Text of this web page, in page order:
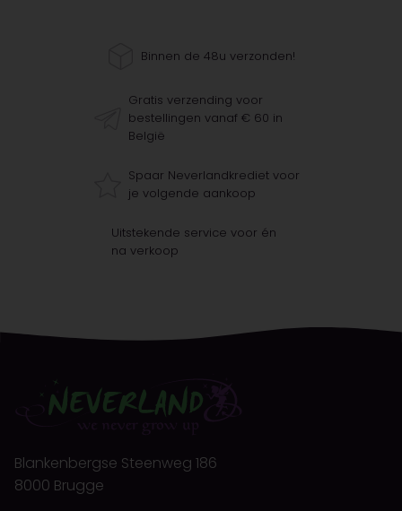
Binnen de 48u verzonden!
Gratis verzending voor
bestellingen vanaf € 60 in
België
Spaar Neverlandkrediet voor
je volgende aankoop
Uitstekende service voor én
na verkoop
Blankenbergse Steenweg 186
8000 Brugge